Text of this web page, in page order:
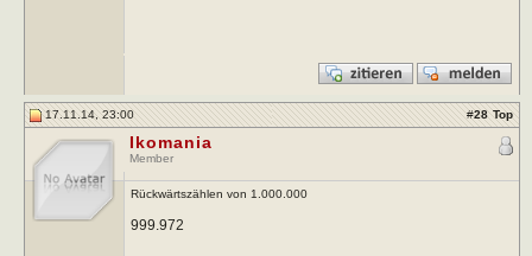
17.11.14, 23:00 #28 Top
Ikomania
Member
Rückwärtszählen von 1.000.000
999.972